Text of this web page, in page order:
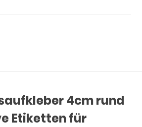
4cm rund
Etiketten für